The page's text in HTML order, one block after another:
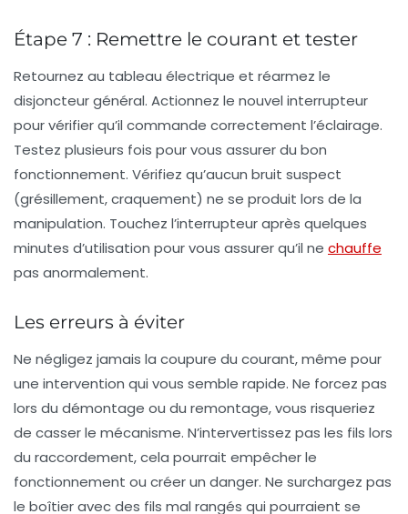
Étape 7 : Remettre le courant et tester
Retournez au tableau électrique et réarmez le
disjoncteur général. Actionnez le nouvel interrupteur
pour vérifier qu’il commande correctement l’éclairage.
Testez plusieurs fois pour vous assurer du bon
fonctionnement. Vérifiez qu’aucun bruit suspect
(grésillement, craquement) ne se produit lors de la
manipulation. Touchez l’interrupteur après quelques
minutes d’utilisation pour vous assurer qu’il ne chauffe
pas anormalement.
Les erreurs à éviter
Ne négligez jamais la coupure du courant, même pour
une intervention qui vous semble rapide. Ne forcez pas
lors du démontage ou du remontage, vous risqueriez
de casser le mécanisme. N’intervertissez pas les fils lors
du raccordement, cela pourrait empêcher le
fonctionnement ou créer un danger. Ne surchargez pas
le boîtier avec des fils mal rangés qui pourraient se